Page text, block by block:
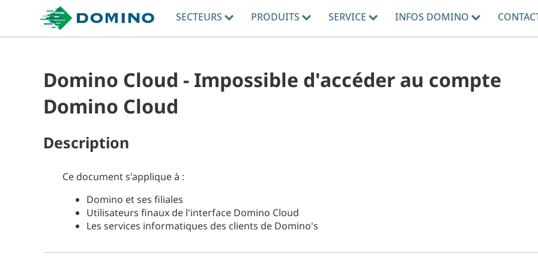
SECTEURS PRODUITS SERVICE INFOS DOMINO
Domino Cloud - Impossible d'accéder au compte
Domino Cloud
Description
Ce document s'applique à :
Domino et ses filiales
Utilisateurs finaux de l'interface Domino Cloud
Les services informatiques des clients de Domino's